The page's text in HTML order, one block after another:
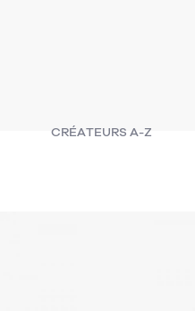
CRÉATEURS A-Z